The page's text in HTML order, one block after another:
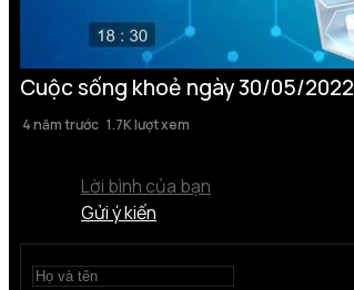
Cuộc sống khoẻ ngày 30/05/2022
4 năm trước 1.7K lượt xem
Lời bình của bạn
Gửi ý kiến